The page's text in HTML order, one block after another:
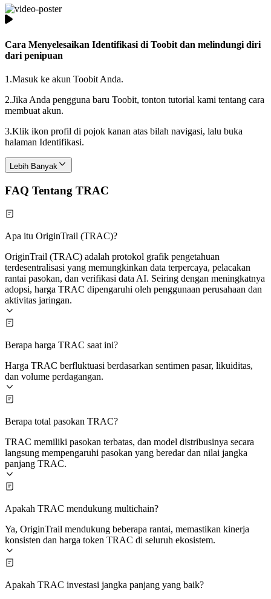
Cara Menyelesaikan Identifikasi di Toobit dan melindungi diri
dari penipuan
1.Masuk ke akun Toobit Anda.
2.Jika Anda pengguna baru Toobit, tonton tutorial kami tentang cara
membuat akun.
3.Klik ikon profil di pojok kanan atas bilah navigasi, lalu buka
halaman Identifikasi.
Lebih Banyak
FAQ Tentang TRAC
Apa itu OriginTrail (TRAC)?
OriginTrail (TRAC) adalah protokol grafik pengetahuan
terdesentralisasi yang memungkinkan data terpercaya, pelacakan
rantai pasokan, dan verifikasi data AI. Seiring dengan meningkatnya
adopsi, harga TRAC dipengaruhi oleh penggunaan perusahaan dan
aktivitas jaringan.
Berapa harga TRAC saat ini?
Harga TRAC berfluktuasi berdasarkan sentimen pasar, likuiditas,
dan volume perdagangan.
Berapa total pasokan TRAC?
TRAC memiliki pasokan terbatas, dan model distribusinya secara
langsung mempengaruhi pasokan yang beredar dan nilai jangka
panjang TRAC.
Apakah TRAC mendukung multichain?
Ya, OriginTrail mendukung beberapa rantai, memastikan kinerja
konsisten dan harga token TRAC di seluruh ekosistem.
Apakah TRAC investasi jangka panjang yang baik?